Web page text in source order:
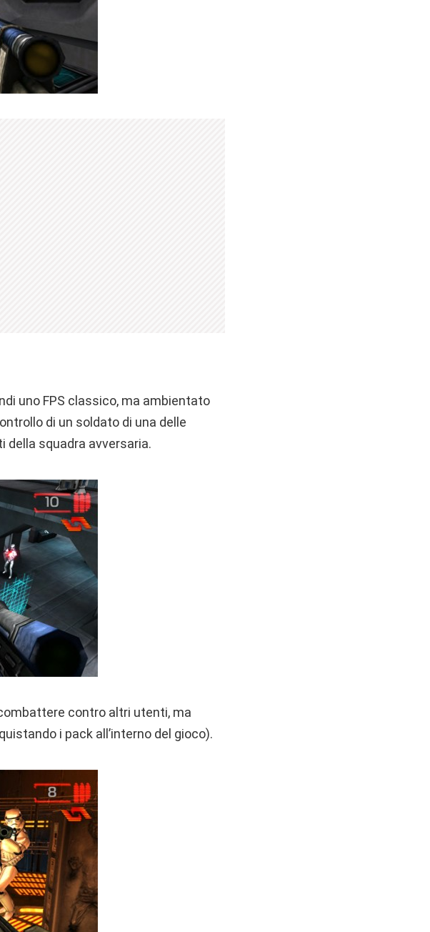
uno FPS classico, ma ambientato
di un soldato di una delle
della squadra avversaria.
contro altri utenti, ma
i pack all’interno del gioco).